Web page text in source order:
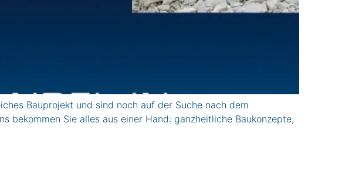
Bauprojekt und sind noch auf der Suche nach dem
bekommen Sie alles aus einer Hand: ganzheitliche Baukonzepte,